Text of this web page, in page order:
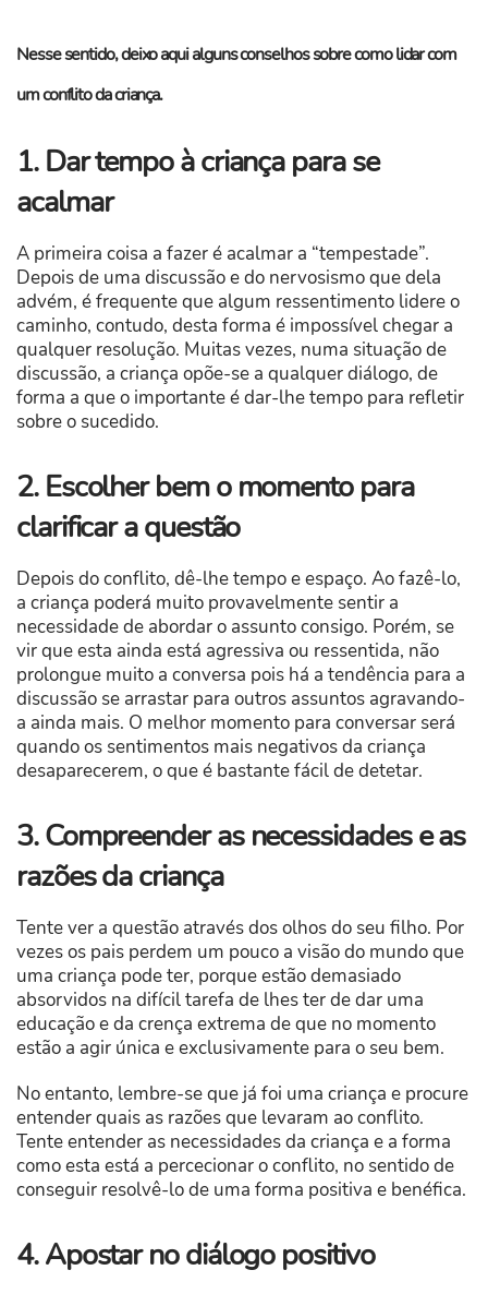
Nesse sentido, deixo aqui alguns conselhos sobre como lidar com
um conflito da criança.
1. Dar tempo à criança para se
acalmar
A primeira coisa a fazer é acalmar a “tempestade”.
Depois de uma discussão e do nervosismo que dela
advém, é frequente que algum ressentimento lidere o
caminho, contudo, desta forma é impossível chegar a
qualquer resolução. Muitas vezes, numa situação de
discussão, a criança opõe-se a qualquer diálogo, de
forma a que o importante é dar-lhe tempo para refletir
sobre o sucedido.
2. Escolher bem o momento para
clarificar a questão
Depois do conflito, dê-lhe tempo e espaço. Ao fazê-lo,
a criança poderá muito provavelmente sentir a
necessidade de abordar o assunto consigo. Porém, se
vir que esta ainda está agressiva ou ressentida, não
prolongue muito a conversa pois há a tendência para a
discussão se arrastar para outros assuntos agravando-
a ainda mais. O melhor momento para conversar será
quando os sentimentos mais negativos da criança
desaparecerem, o que é bastante fácil de detetar.
3. Compreender as necessidades e as
razões da criança
Tente ver a questão através dos olhos do seu filho. Por
vezes os pais perdem um pouco a visão do mundo que
uma criança pode ter, porque estão demasiado
absorvidos na difícil tarefa de lhes ter de dar uma
educação e da crença extrema de que no momento
estão a agir única e exclusivamente para o seu bem.
No entanto, lembre-se que já foi uma criança e procure
entender quais as razões que levaram ao conflito.
Tente entender as necessidades da criança e a forma
como esta está a percecionar o conflito, no sentido de
conseguir resolvê-lo de uma forma positiva e benéfica.
4. Apostar no diálogo positivo